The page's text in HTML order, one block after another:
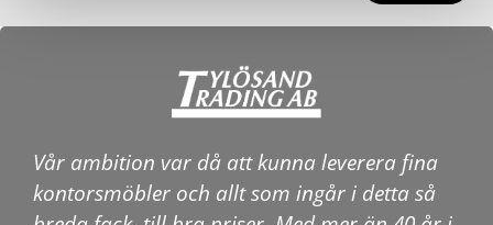
Vår ambition var då att kunna leverera fina
kontorsmöbler och allt som ingår i detta så